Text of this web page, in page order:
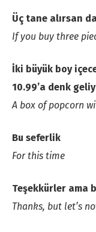
Üç tane alırsan
If you buy three
İki büyük boy
10.99’a denk
A box of popcorn
Bu seferlik
For this time
Teşekkürler ama
Thanks, but let’s